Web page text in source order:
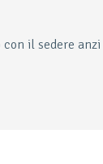
il sedere anzi